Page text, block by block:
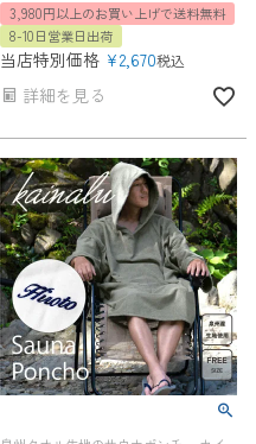
3,980円以上のお買い上げで送料無料
8-10日営業日出荷
当店特別価格 ¥2,670税込
詳細を見る